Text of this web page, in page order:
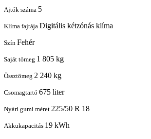
Ajtók száma 5
Klíma fajtája Digitális kétzónás klíma
Szín Fehér
Saját tömeg 1 805 kg
Össztömeg 2 240 kg
Csomagtartó 675 liter
Nyári gumi méret 225/50 R 18
Akkukapacitás 19 kWh